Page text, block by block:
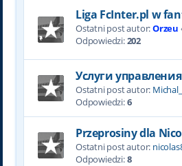
Liga FcInter.pl w
Ostatni post autor:Orzeu
Odpowiedzi:202
Услуги
Ostatni post autor:
Odpowiedzi:6
Przeprosiny dla
Ostatni post autor:
Odpowiedzi:8